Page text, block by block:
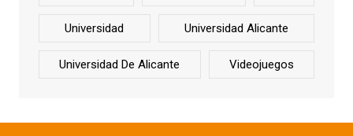
Universidad Universidad Alicante
Universidad De Alicante Videojuegos